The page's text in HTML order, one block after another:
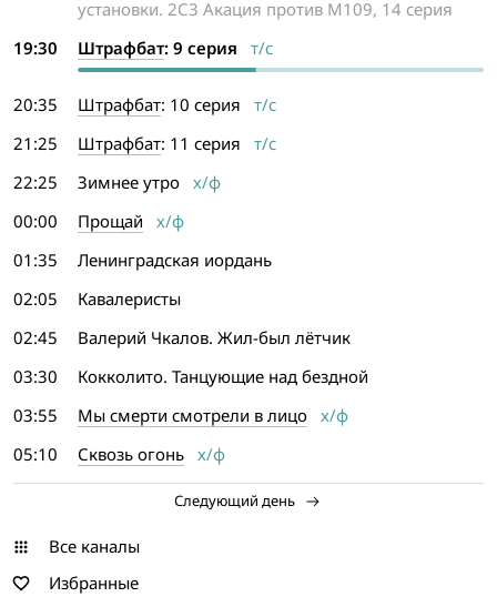
установки. 2С3 Акация против М109, 14 серия
19:30
Штрафбат: 9 серия т/с
20:35 Штрафбат: 10 серия т/с
21:25
Штрафбат: 11 серия т/с
22:25
Зимнее утро х/ф
00:00
Прощай х/ф
01:35
Ленинградская иордань
02:05
Кавалеристы
02:45
Валерий Чкалов. Жил-был лётчик
03:30
Кокколито. Танцующие над бездной
03:55
Мы смерти смотрели в лицо х/ф
05:10
Сквозь огонь х/ф
Следующий день
Все каналы
Избранные